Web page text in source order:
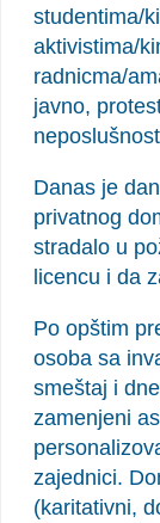
studentima/
aktivistima/
radnicma/
javno,
Danas je
privatnog
stradalo u
licencu i da
Po opštim
osoba sa
smeštaj i
zamenjeni
zajednici.
(karitativni,